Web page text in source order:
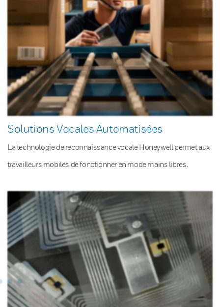
Solutions Vocales Automatisées
La technologie de reconnaissance vocale Honeywell permet aux
travailleurs mobiles de fonctionner en mode mains libres.